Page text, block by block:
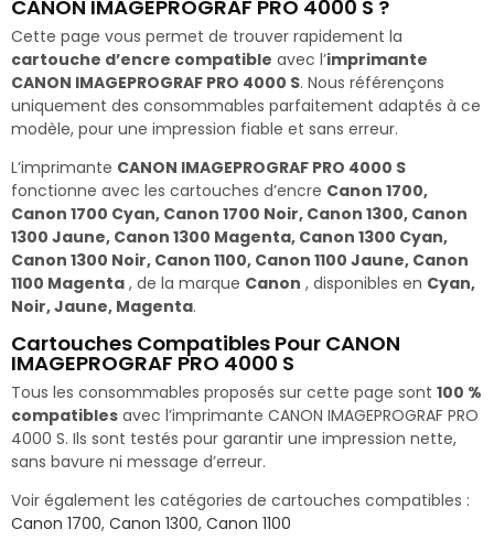
CANON IMAGEPROGRAF PRO 4000 S ?
Cette page vous permet de trouver rapidement la
cartouche d’encre compatible avec l’imprimante
CANON IMAGEPROGRAF PRO 4000 S. Nous référençons
uniquement des consommables parfaitement adaptés à ce
modèle, pour une impression fiable et sans erreur.
L’imprimante CANON IMAGEPROGRAF PRO 4000 S
fonctionne avec les cartouches d’encre Canon 1700,
Canon 1700 Cyan, Canon 1700 Noir, Canon 1300, Canon
1300 Jaune, Canon 1300 Magenta, Canon 1300 Cyan,
Canon 1300 Noir, Canon 1100, Canon 1100 Jaune, Canon
1100 Magenta , de la marque Canon , disponibles en Cyan,
Noir, Jaune, Magenta.
Cartouches Compatibles Pour CANON
IMAGEPROGRAF PRO 4000 S
Tous les consommables proposés sur cette page sont 100 %
compatibles avec l’imprimante CANON IMAGEPROGRAF PRO
4000 S. Ils sont testés pour garantir une impression nette,
sans bavure ni message d’erreur.
Voir également les catégories de cartouches compatibles :
Canon 1700, Canon 1300, Canon 1100